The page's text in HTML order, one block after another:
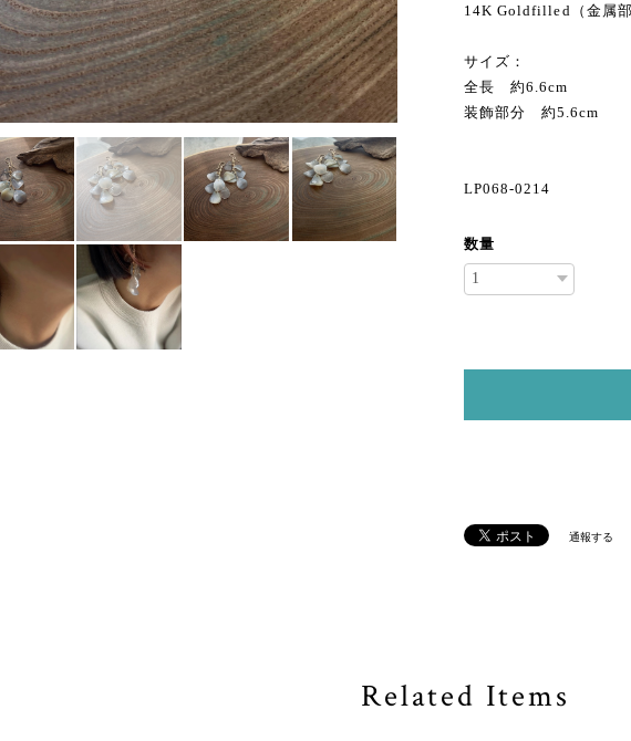
14K Goldfilled（金属部
サイズ：
全長 約6.6cm
装飾部分 約5.6cm
LP068-0214
数量
通報する
Related Items